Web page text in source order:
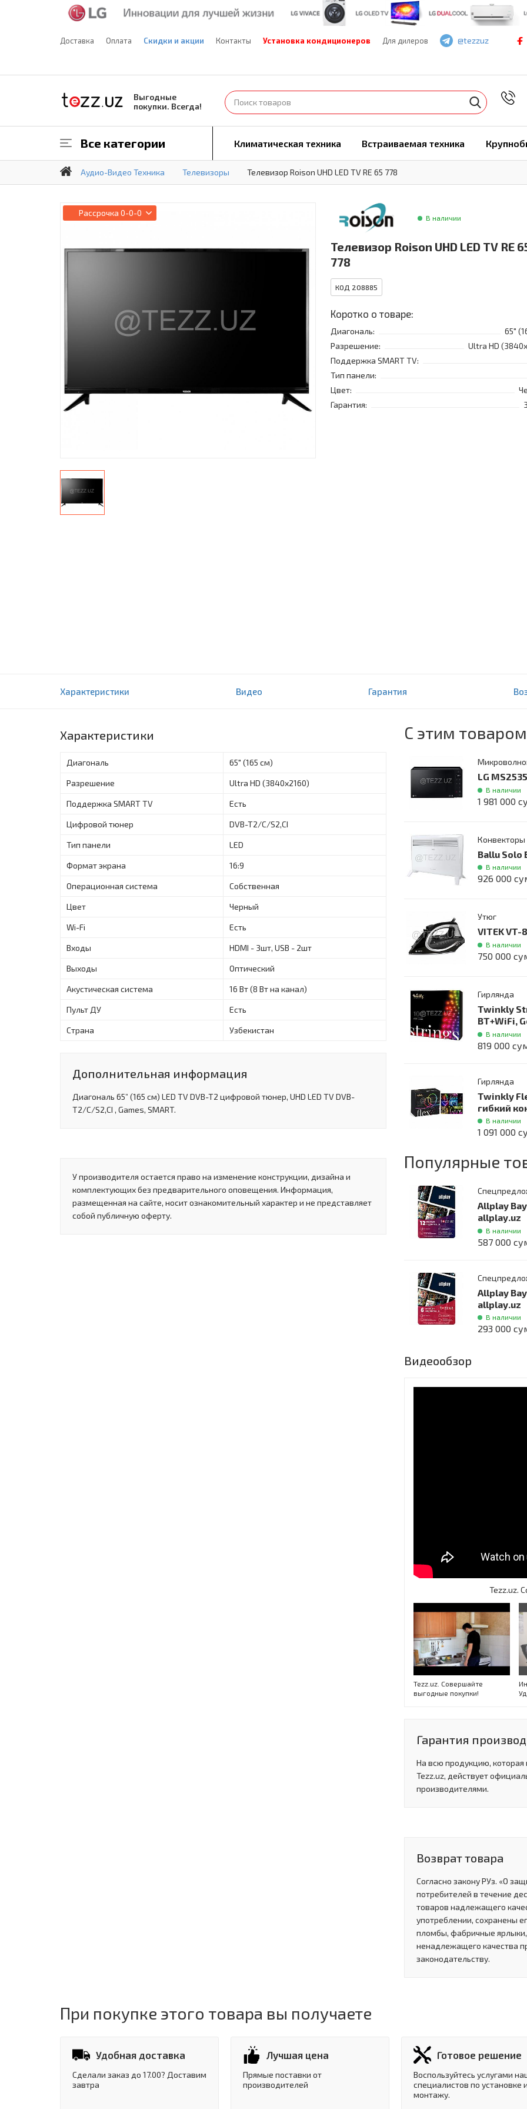
Доставка Оплата Скидки и акции Контакты Установка кондиционеров Для дилеров @tezzuz
Выгодные
покупки. Всегда!
Все категории Климатическая техника Встраиваемая техника
Аудио-Видео Техника Телевизоры Телевизор Roison UHD LED TV RE 65 778
Рассрочка 0-0-0
В наличии
Телевизор Roison UHD LED TV RE
778
КОД 208885
Коротко о товаре:
Диагональ:
65"
Разрешение:
Ultra HD
Поддержка SMART TV:
Тип панели:
Цвет:
Гарантия:
Характеристики Видео Гарантия
Характеристики
Диагональ 65" (165 см)
Разрешение Ultra HD (3840х2160)
Поддержка SMART TV Есть
Цифровой тюнер DVB-T2/C/S2,CI
Тип панели LED
Формат экрана 16:9
Операционная система Собственная
Цвет Черный
Wi-Fi Есть
Входы HDMI - 3шт, USB - 2шт
Выходы Оптический
Акустическая система 16 Вт (8 Вт на канал)
Пульт ДУ Есть
Страна Узбекистан
Дополнительная информация
Диагональ 65” (165 см) LED TV DVB-T2 цифровой тюнер, UHD LED TV DVB-
T2/C/S2,CI , Games, SMART.
У производителя остается право на изменение конструкции, дизайна и
комплектующих без предварительного оповещения. Информация,
размещенная на сайте, носит ознакомительный характер и не представляет
собой публичную оферту.
С этим
LG
В наличии
1 981 000
Конвекторы
Ballu Solo
В наличии
926 000
Утюг
VITEK VT-
В наличии
750 000
Гирлянда
Twinkly
BT+WiFi,
В наличии
819 000
Гирлянда
Twinkly
гибкий
В наличии
1 091 000
Популярные
Allplay
allplay.uz
В наличии
587 000
Allplay
allplay.uz
В наличии
293 000
Видеообзор
Tezz.uz.
Tezz.uz. Совершайте
выгодные покупки!
Гарантия
На всю продукцию,
Tezz.uz, действует
производителями.
Возврат товара
Согласно закону РУз. «О
потребителей в течение
товаров надлежащего
употреблении, сохранены
пломбы, фабричные ярлыки,
ненадлежащего качества
законодательству.
При покупке этого товара вы получаете
Удобная доставка
Сделали заказ до 17.00? Доставим
завтра
Лучшая цена
Прямые поставки от
производителей
Готовое решение
Воспользуйтесь услугами
специалистов по установке
монтажу.